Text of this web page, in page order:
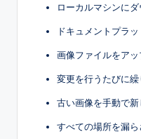
ローカルマシンに
ドキュメントプラ
画像ファイルをアッ
変更を行うたびに繰
古い画像を手動で
すべての場所を漏